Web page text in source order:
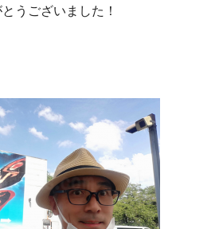
うございました！